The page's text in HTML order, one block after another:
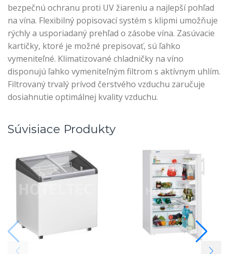
bezpečnú ochranu proti UV žiareniu a najlepší pohľad
na vína. Flexibilný popisovací systém s klipmi umožňuje
rýchly a usporiadaný prehľad o zásobe vína. Zasúvacie
kartičky, ktoré je možné prepisovať, sú ľahko
vymeniteľné. Klimatizované chladničky na víno
disponujú ľahko vymeniteľným filtrom s aktívnym uhlím.
Filtrovaný trvalý prívod čerstvého vzduchu zaručuje
dosiahnutie optimálnej kvality vzduchu.
Súvisiace Produkty